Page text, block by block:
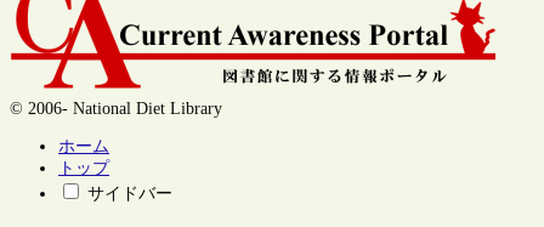
© 2006- National Diet Library
ホーム
トップ
サイドバー